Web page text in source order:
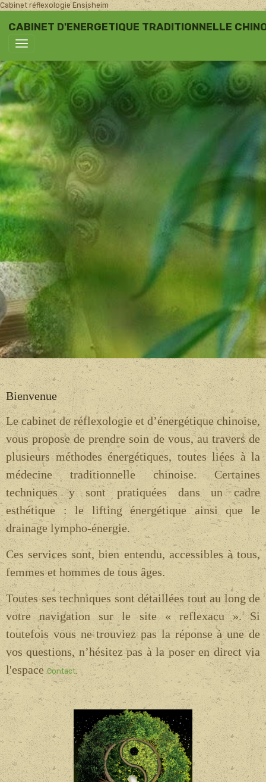
Cabinet réflexologie Ensisheim
CABINET D'ENERGETIQUE TRADITIONNELLE
Bienvenue
Le cabinet de réflexologie et d’énergétique chinoise,
vous propose de prendre soin de vous, au travers de
plusieurs méthodes énergétiques, toutes liées à la
médecine traditionnelle chinoise. Certaines
techniques y sont pratiquées dans un cadre
esthétique : le lifting énergétique ainsi que le
drainage lympho-énergie.
Ces services sont, bien entendu, accessibles à tous,
femmes et hommes de tous âges.
Toutes ses techniques sont détaillées tout au long de
votre navigation sur le site « reflexacu ». Si
toutefois vous ne trouviez pas la réponse à une de
vos questions, n’hésitez pas à la poser en direct via
l'espaceContact.